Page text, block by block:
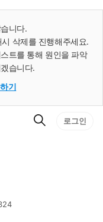
니다.
삭제를 진행해주세요.
트를 통해 원인을 파악
습니다.
기
검
로그인